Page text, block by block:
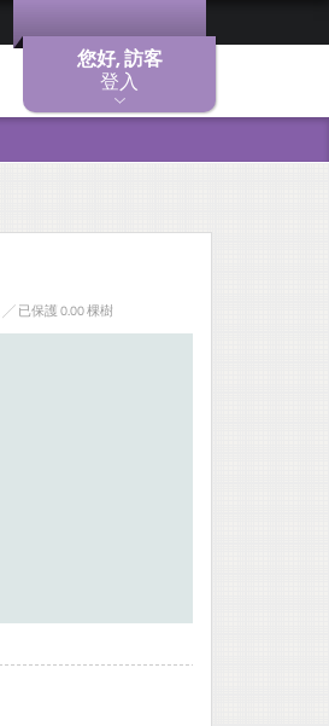
您好, 訪客
登入
╱ 已保護 0.00 棵樹